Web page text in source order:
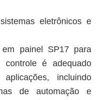
eletrônicos e
painel SP17 para
é adequado
incluindo
de automação e